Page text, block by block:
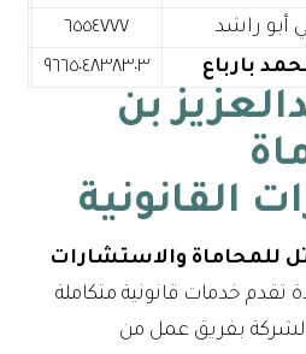
أبو راشد
٦٥٥٤٧٧٧
بارباع
٩٦٦٥٠٤٨٣٨٣٠٣
بن
القانونية
للمحاماة والاستشارات
تقدم خدمات قانونية متكاملة
الشركة بفريق عمل من